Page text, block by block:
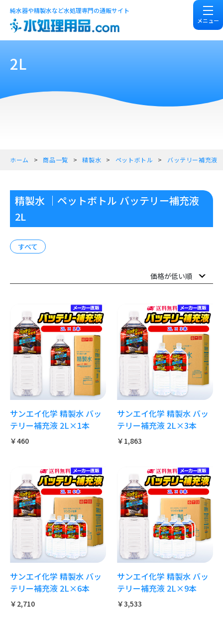
純水器や精製水など水処理専門の通販サイト
メニュー
2L
ホーム 商品一覧 精製水 ペットボトル バッテリー補充液
精製水 ｜ペットボトル バッテリー補充液
2L
すべて
サンエイ化学 精製水 バッ
テリー補充液 2L×1本
￥460
サンエイ化学 精製水 バッ
テリー補充液 2L×3本
￥1,863
サンエイ化学 精製水 バッ
テリー補充液 2L×6本
￥2,710
サンエイ化学 精製水 バッ
テリー補充液 2L×9本
￥3,533